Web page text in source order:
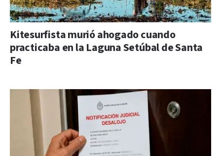
Kitesurfista murió ahogado cuando
practicaba en la Laguna Setúbal de Santa
Fe